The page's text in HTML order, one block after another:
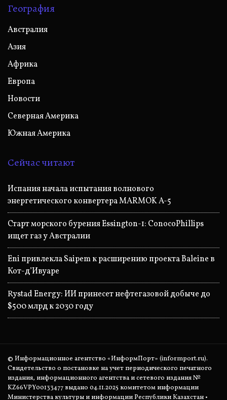
География
Австралия
Азия
Африка
Европа
Новости
Северная Америка
Южная Америка
Сейчас читают
Испания начала испытания волнового
энергетического конвертера MARMOK A-5
Старт морского бурения Essington-1: ConocoPhillips
ищет газ у Австралии
Eni привлекла Saipem к расширению проекта Baleine в
Кот-д’Ивуаре
Rystad Energy: ИИ принесет нефтегазовой добыче до
$500 млрд к 2030 году
© Информационное агентство «ИнформПорт» (informport.ru).
Свидетельство о постановке на учет периодического печатного
издания, информационного агентства и сетевого издания №
KZ66VPY00133477 выдано 04.11.2025 комитетом информации
Министерства культуры и информации Республики Казахстан •